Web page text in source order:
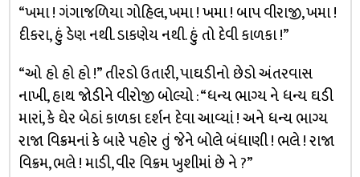
“ખમા ! ગંગાજળિયા ગોહિલ, ખમા ! ખમા ! બાપ વીરાજી, ખમા !
દીકરા, હું ડેણ નથી. ડાકણેય નથી. હું તો દેવી કાળકા !”
“ઓ હો હો હો !” તીરડો ઉતારી, પાઘડીનો છેડો અંતરવાસ
નાખી, હાથ જોડીને વીરોજી બોલ્યો : “ધન્ય ભાગ્ય ને ધન્ય ઘડી
મારાં, કે ઘેર બેઠાં કાળકા દર્શન દેવા આવ્યાં ! અને ધન્ય ભાગ્ય
રાજા વિક્રમનાં કે બારે પહોર તું જેને બોલે બંધાણી ! ભલે ! રાજા
વિક્રમ, ભલે ! માડી, વીર વિક્રમ ખુશીમાં છે ને ?”